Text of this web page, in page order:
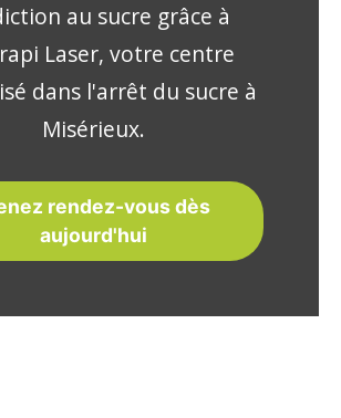
au sucre grâce à
Laser, votre centre
dans l'arrêt du sucre à
Misérieux.
rendez-vous dès
aujourd'hui